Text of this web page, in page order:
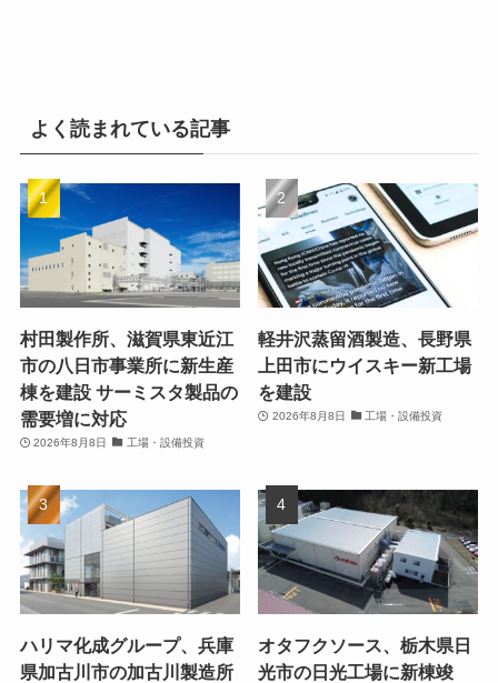
よく読まれている記事
村田製作所、滋賀県東近江
市の八日市事業所に新生産
棟を建設 サーミスタ製品の
需要増に対応
2026年8月8日 工場・設備投資
軽井沢蒸留酒製造、長野県
上田市にウイスキー新工場
を建設
2026年8月8日 工場・設備投資
ハリマ化成グループ、兵庫
県加古川市の加古川製造所
オタフクソース、栃木県日
光市の日光工場に新棟竣